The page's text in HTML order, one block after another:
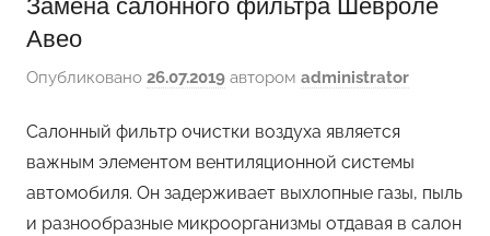
Авео
Опубликовано 26.07.2019 автором administrator
Салонный фильтр очистки воздуха является
важным элементом вентиляционной системы
автомобиля. Он задерживает выхлопные газы, пыль
и разнообразные микроорганизмы отдавая в салон